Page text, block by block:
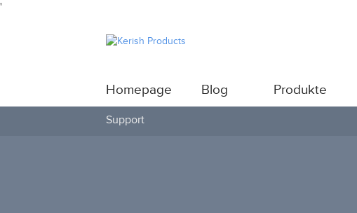
'
Homepage Blog Produkte
Support